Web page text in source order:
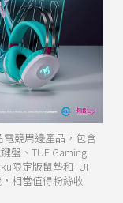
競周邊產品，包含
盤、TUF Gaming
限定版鼠墊和TUF
相當值得粉絲收